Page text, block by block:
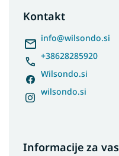
Kontakt
info@wilsondo.si
+38628285920
Wilsondo.si
wilsondo.si
Informacije za vas